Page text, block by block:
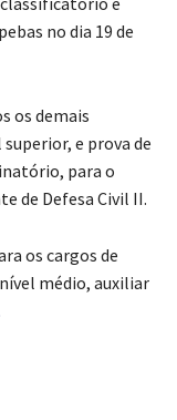
no dia 19 de
os demais
e prova de
para o
de Defesa Civil II.
os cargos de
médio, auxiliar